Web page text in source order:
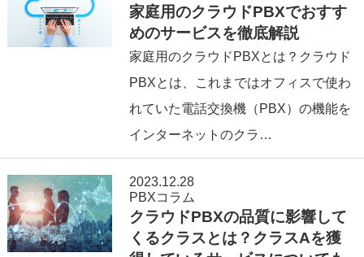
家庭用のクラウドPBXでおすす
めのサービスを徹底解説
家庭用のクラウドPBXとは？クラウド
PBXとは、これまではオフィスで使わ
れていた電話交換機（PBX）の機能を
インターネットのクラ…
2023.12.28
PBXコラム
クラウドPBXの品質に影響して
くるクラスとは？クラスAを獲